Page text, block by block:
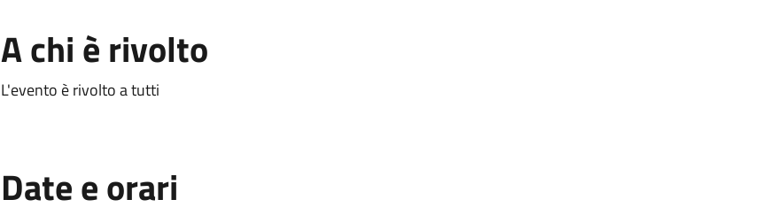
A chi è rivolto
L'evento è rivolto a tutti
Date e orari